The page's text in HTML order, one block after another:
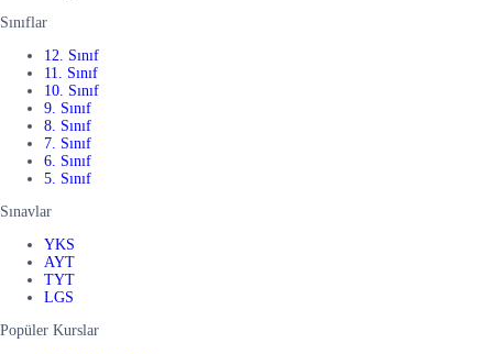
Sınıflar
12. Sınıf
11. Sınıf
10. Sınıf
9. Sınıf
8. Sınıf
7. Sınıf
6. Sınıf
5. Sınıf
Sınavlar
YKS
AYT
TYT
LGS
Popüler Kurslar